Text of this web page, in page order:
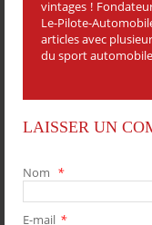
vintages !
Le-Pilote-
articles avec
du sport
LAISSER UN
Nom *
E-mail *